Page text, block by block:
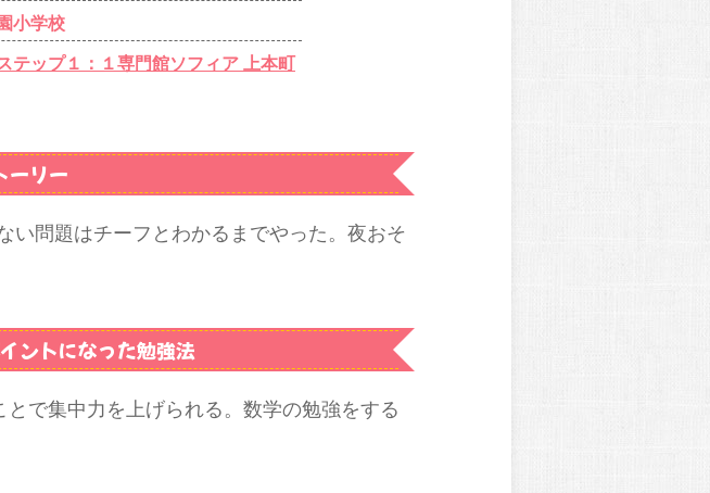
小学校
テップ１：１専門館ソフィア 上本町
ーリー
い問題はチーフとわかるまでやった。夜おそ
ントになった勉強法
で集中力を上げられる。数学の勉強をする